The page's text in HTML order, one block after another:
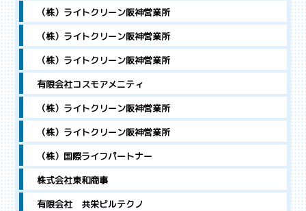
（株）ライトクリーン阪神営業所
（株）ライトクリーン阪神営業所
（株）ライトクリーン阪神営業所
有限会社コスモアメニティ
（株）ライトクリーン阪神営業所
（株）ライトクリーン阪神営業所
（株）国際ライフパートナー
株式会社東和商事
有限会社 共栄ビルテクノ